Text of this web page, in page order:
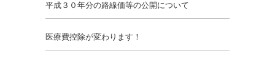
平成３０年分の路線価等の公開について
医療費控除が変わります！